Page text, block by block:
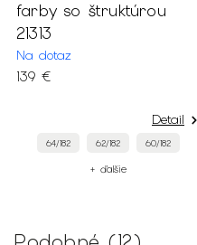
farby so štruktúrou
21313
Na dotaz
139 €
Detail
64/182 62/182 60/182
+ ďalšie